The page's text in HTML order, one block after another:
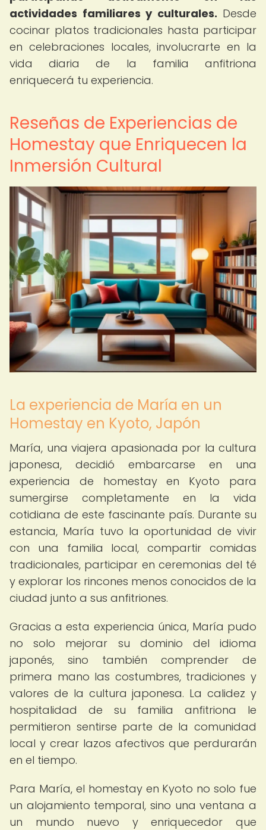
actividades familiares y culturales. Desde
cocinar platos tradicionales hasta participar
en celebraciones locales, involucrarte en la
vida diaria de la familia anfitriona
enriquecerá tu experiencia.
Reseñas de Experiencias de
Homestay que Enriquecen la
Inmersión Cultural
La experiencia de María en un
Homestay en Kyoto, Japón
María, una viajera apasionada por la cultura
japonesa, decidió embarcarse en una
experiencia de homestay en Kyoto para
sumergirse completamente en la vida
cotidiana de este fascinante país. Durante su
estancia, María tuvo la oportunidad de vivir
con una familia local, compartir comidas
tradicionales, participar en ceremonias del té
y explorar los rincones menos conocidos de la
ciudad junto a sus anfitriones.
Gracias a esta experiencia única, María pudo
no solo mejorar su dominio del idioma
japonés, sino también comprender de
primera mano las costumbres, tradiciones y
valores de la cultura japonesa. La calidez y
hospitalidad de su familia anfitriona le
permitieron sentirse parte de la comunidad
local y crear lazos afectivos que perdurarán
en el tiempo.
Para María, el homestay en Kyoto no solo fue
un alojamiento temporal, sino una ventana a
un mundo nuevo y enriquecedor que